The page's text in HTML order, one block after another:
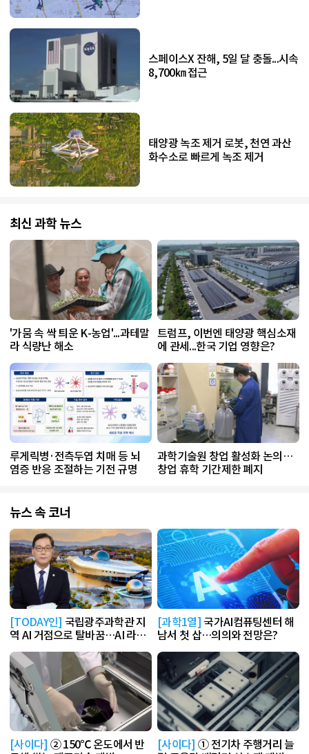
스페이스X 잔해, 5일 달 충돌...시속
8,700㎞ 접근
태양광 녹조 제거 로봇, 천연 과산
화수소로 빠르게 녹조 제거
최신 과학 뉴스
'가뭄 속 싹 틔운 K-농업'...과테말
라 식량난 해소
트럼프, 이번엔 태양광 핵심소재
에 관세...한국 기업 영향은?
루게릭병·전측두엽 치매 등 뇌
염증 반응 조절하는 기전 규명
과학기술원 창업 활성화 논의…
창업 휴학 기간제한 폐지
뉴스 속 코너
[TODAY인] 국립광주과학관 지
역 AI 거점으로 탈바꿈…AI 라운
[과학1열] 국가AI컴퓨팅센터 해
남서 첫 삽…의의와 전망은?
[사이다] ② 150℃ 온도에서 반
[사이다] ① 전기차 주행거리 늘